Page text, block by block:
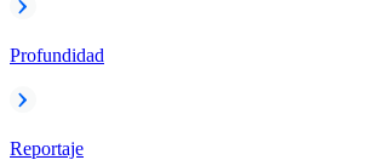
Profundidad
Reportaje